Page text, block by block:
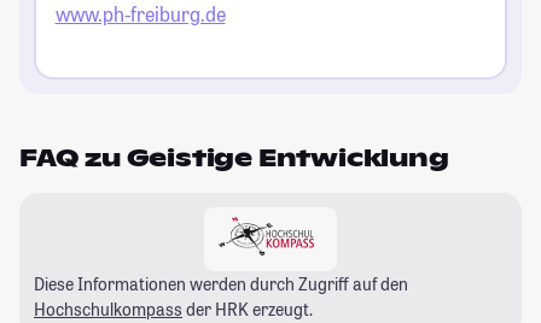
www.ph-freiburg.de
FAQ zu Geistige Entwicklung
Diese Informationen werden durch Zugriff auf den
Hochschulkompass der HRK erzeugt.